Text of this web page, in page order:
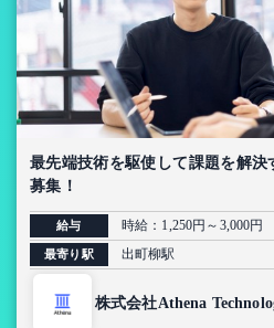
最先端技術を駆使して課題を解
募集！
給与 時給：1,250円～3,000円
最寄り駅 出町柳駅
株式会社Athena